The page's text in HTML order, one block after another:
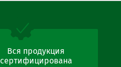
Вся продукция
сертифицирована